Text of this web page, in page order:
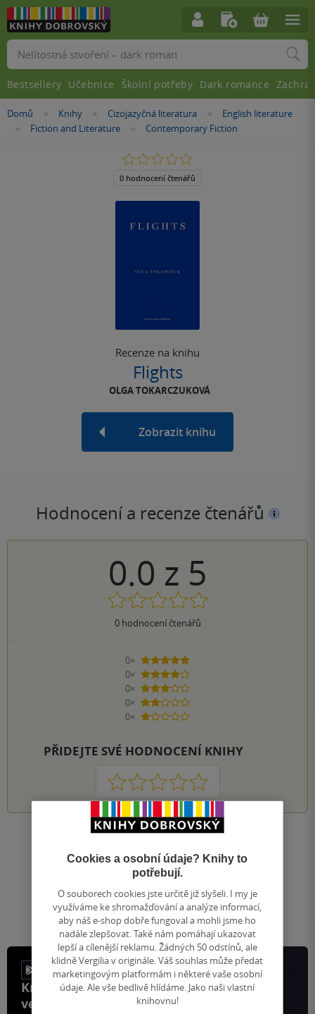
Nacházíte
Domů »Knihy »Cizojazyčná literatura »English literature
»Fiction and Literature »
Contemporary Fiction
Recenze na knihu
Flights
OLGA TOKARCZUKOVÁ
Zobrazit knihu
0.0
z
5
0 hodnocení čtenářů
Hodnocení a recenze čtenářů
0.0 z 5
0hodnocení čtenářů
0×
5 hvězdiček
0×
4 hvězdičky
0×
3 hvězdičky
0×
2 hvězdičky
0×
1 hvezdička
PŘIDEJTE SVÉ HODNOCENÍ KNIHY
1 2 3 4 5
Zobrazeno 20 z 20
1
na
stránku
/ 1
Vyhledávání
Bestsellery Učebnice Školní potřeby Dark romance
Knihy, recenze a klubové výhody
ve vaší kapse a naší appce KDčko
Cookies a osobní údaje? Knihy to
potřebují.
O souborech cookies jste určitě již slyšeli. I my je
využíváme ke shromažďování a analýze informací,
aby náš e-shop dobře fungoval a mohli jsme ho
nadále zlepšovat. Také nám pomáhají ukazovat
lepší a cílenější reklamu. Žádných 50 odstínů, ale
klidně Vergilia v originále. Váš souhlas může předat
marketingovým platformám i některé vaše osobní
údaje. Ale vše bedlivě hlídáme. Jako naši vlastní
knihovnu!